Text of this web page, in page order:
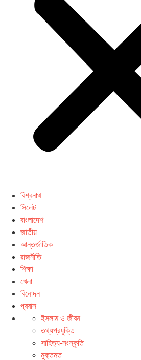
বিশ্বনাথ
সিলেট
বাংলাদেশ
জাতীয়
আন্তর্জাতিক
রাজনীতি
শিক্ষা
খেলা
বিনোদন
প্রবাস
ইসলাম ও জীবন
তথ্যপ্রযুক্তি
সাহিত্য-সংস্কৃতি
মুক্তমত